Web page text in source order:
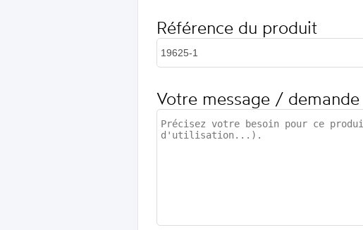
Référence du produit
Votre message / demande